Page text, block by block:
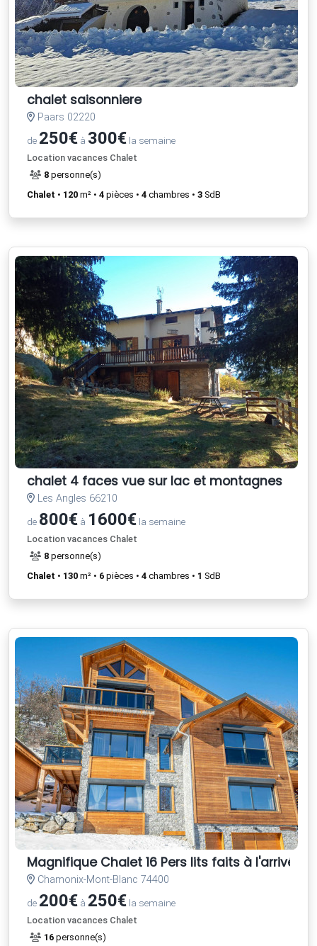
chalet saisonniere
Paars 02220
de 250€ à 300€ la semaine
Location vacances Chalet
8 personne(s)
Chalet • 120 m² • 4 pièces • 4 chambres • 3 SdB
chalet 4 faces vue sur lac et montagnes
Les Angles 66210
de 800€ à 1600€ la semaine
Location vacances Chalet
8 personne(s)
Chalet • 130 m² • 6 pièces • 4 chambres • 1 SdB
Magnifique Chalet 16 Pers lits faits à l'arrivée
Chamonix-Mont-Blanc 74400
de 200€ à 250€ la semaine
Location vacances Chalet
16 personne(s)